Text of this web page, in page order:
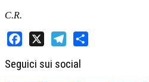
C.R.
Seguici sui social